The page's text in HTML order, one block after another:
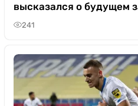
высказался о будущем
241